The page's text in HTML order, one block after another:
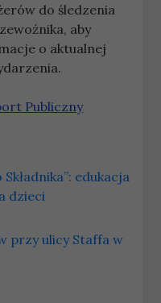
do śledzenia
aby
o aktualnej
Publiczny
edukacja
dzieci
przy ulicy Staffa w